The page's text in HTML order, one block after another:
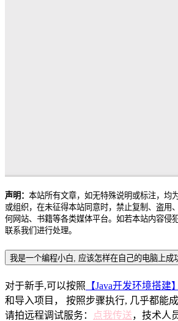
声明： 本站所有文章，如无特殊说明或标注，均
或组织，在未征得本站同意时，禁止复制、盗用
何网站、书籍等各类媒体平台。如若本站内容侵
联系我们进行处理。
我是一个编程小白, 应该怎样在自己的电脑上成
对于新手,可以按照 【Java开发环境搭建】
和导入项目， 按照步骤执行, 几乎都能
请拍远程调试服务：
点我传送，技术人